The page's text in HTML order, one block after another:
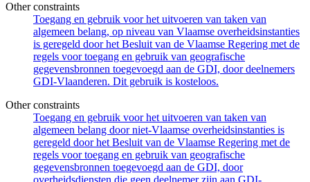
Other constraints
Toegang en gebruik voor het uitvoeren van taken van
algemeen belang, op niveau van Vlaamse overheidsinstanties
is geregeld door het Besluit van de Vlaamse Regering met de
regels voor toegang en gebruik van geografische
gegevensbronnen toegevoegd aan de GDI, door deelnemers
GDI-Vlaanderen. Dit gebruik is kosteloos.
Other constraints
Toegang en gebruik voor het uitvoeren van taken van
algemeen belang door niet-Vlaamse overheidsinstanties is
geregeld door het Besluit van de Vlaamse Regering met de
regels voor toegang en gebruik van geografische
gegevensbronnen toegevoegd aan de GDI, door